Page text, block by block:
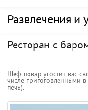
Развлечения и
Ресторан с
Шеф-повар угостит вас
числе приготовленными
печь).